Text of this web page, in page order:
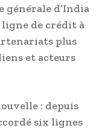
d’India
ligne de crédit à
plus
et acteurs
: depuis
six lignes